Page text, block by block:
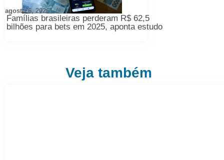
Famílias brasileiras perderam R$ 62,5
bilhões para bets em 2025, aponta estudo
agosto 6, 2026
Veja também